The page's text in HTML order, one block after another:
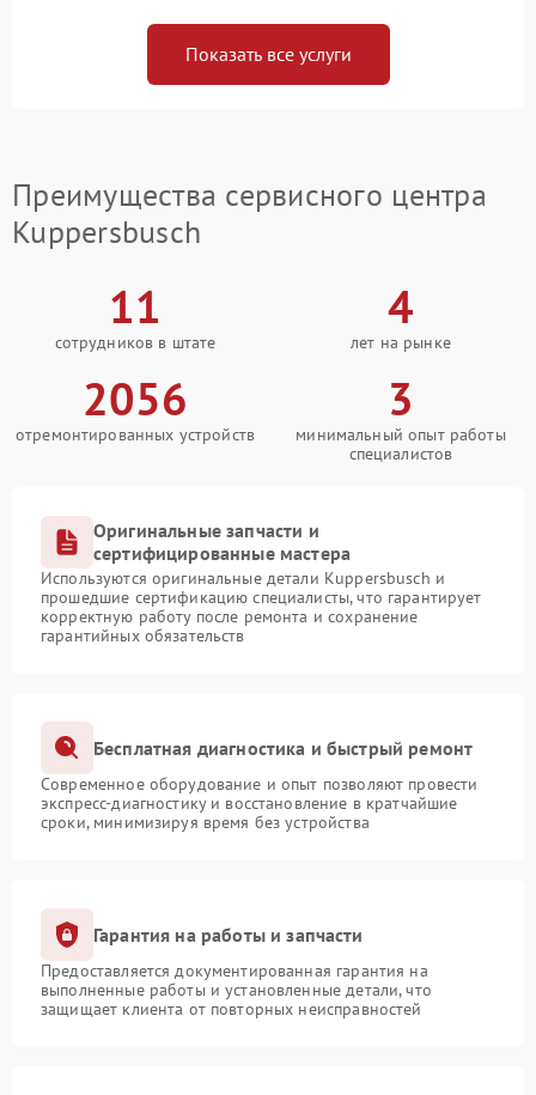
Показать все услуги
Преимущества сервисного центра
Kuppersbusch
11
сотрудников в штате
4
лет на рынке
2056
отремонтированных устройств
3
минимальный опыт работы
специалистов
Оригинальные запчасти и
сертифицированные мастера
Используются оригинальные детали Kuppersbusch и
прошедшие сертификацию специалисты, что гарантирует
корректную работу после ремонта и сохранение
гарантийных обязательств
Бесплатная диагностика и быстрый ремонт
Современное оборудование и опыт позволяют провести
экспресс-диагностику и восстановление в кратчайшие
сроки, минимизируя время без устройства
Гарантия на работы и запчасти
Предоставляется документированная гарантия на
выполненные работы и установленные детали, что
защищает клиента от повторных неисправностей